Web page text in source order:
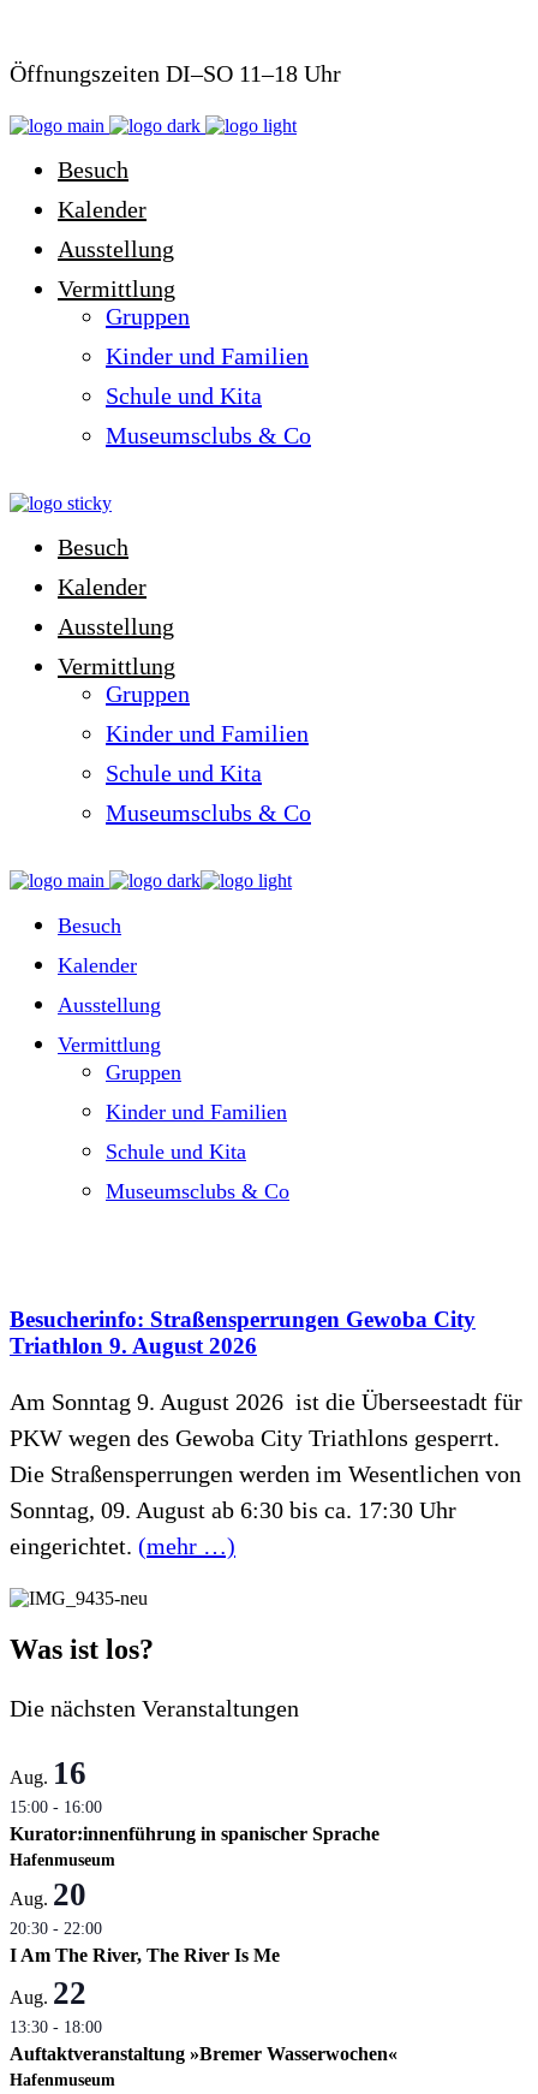
Öffnungszeiten DI–SO 11–18 Uhr
Besuch
Kalender
Ausstellung
Vermittlung
Gruppen
Kinder und Familien
Schule und Kita
Museumsclubs & Co
Besuch
Kalender
Ausstellung
Vermittlung
Gruppen
Kinder und Familien
Schule und Kita
Museumsclubs & Co
Besuch
Kalender
Ausstellung
Vermittlung
Gruppen
Kinder und Familien
Schule und Kita
Museumsclubs & Co
Besucherinfo: Straßensperrungen Gewoba City
Triathlon 9. August 2026
Am Sonntag 9. August 2026 ist die Überseestadt für
PKW wegen des Gewoba City Triathlons gesperrt.
Die Straßensperrungen werden im Wesentlichen von
Sonntag, 09. August ab 6:30 bis ca. 17:30 Uhr
eingerichtet. (mehr …)
Was ist los?
Die nächsten Veranstaltungen
Aug. 16
15:00 - 16:00
Kurator:innenführung in spanischer Sprache
Hafenmuseum
Aug. 20
20:30 - 22:00
I Am The River, The River Is Me
Aug. 22
13:30 - 18:00
Auftaktveranstaltung »Bremer Wasserwochen«
Hafenmuseum